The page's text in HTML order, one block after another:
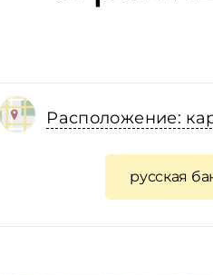
Расположение:
русская